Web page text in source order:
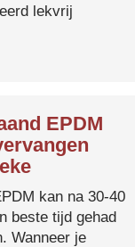
lekvrij
EPDM
kan na 30-40
beste tijd gehad
Wanneer je